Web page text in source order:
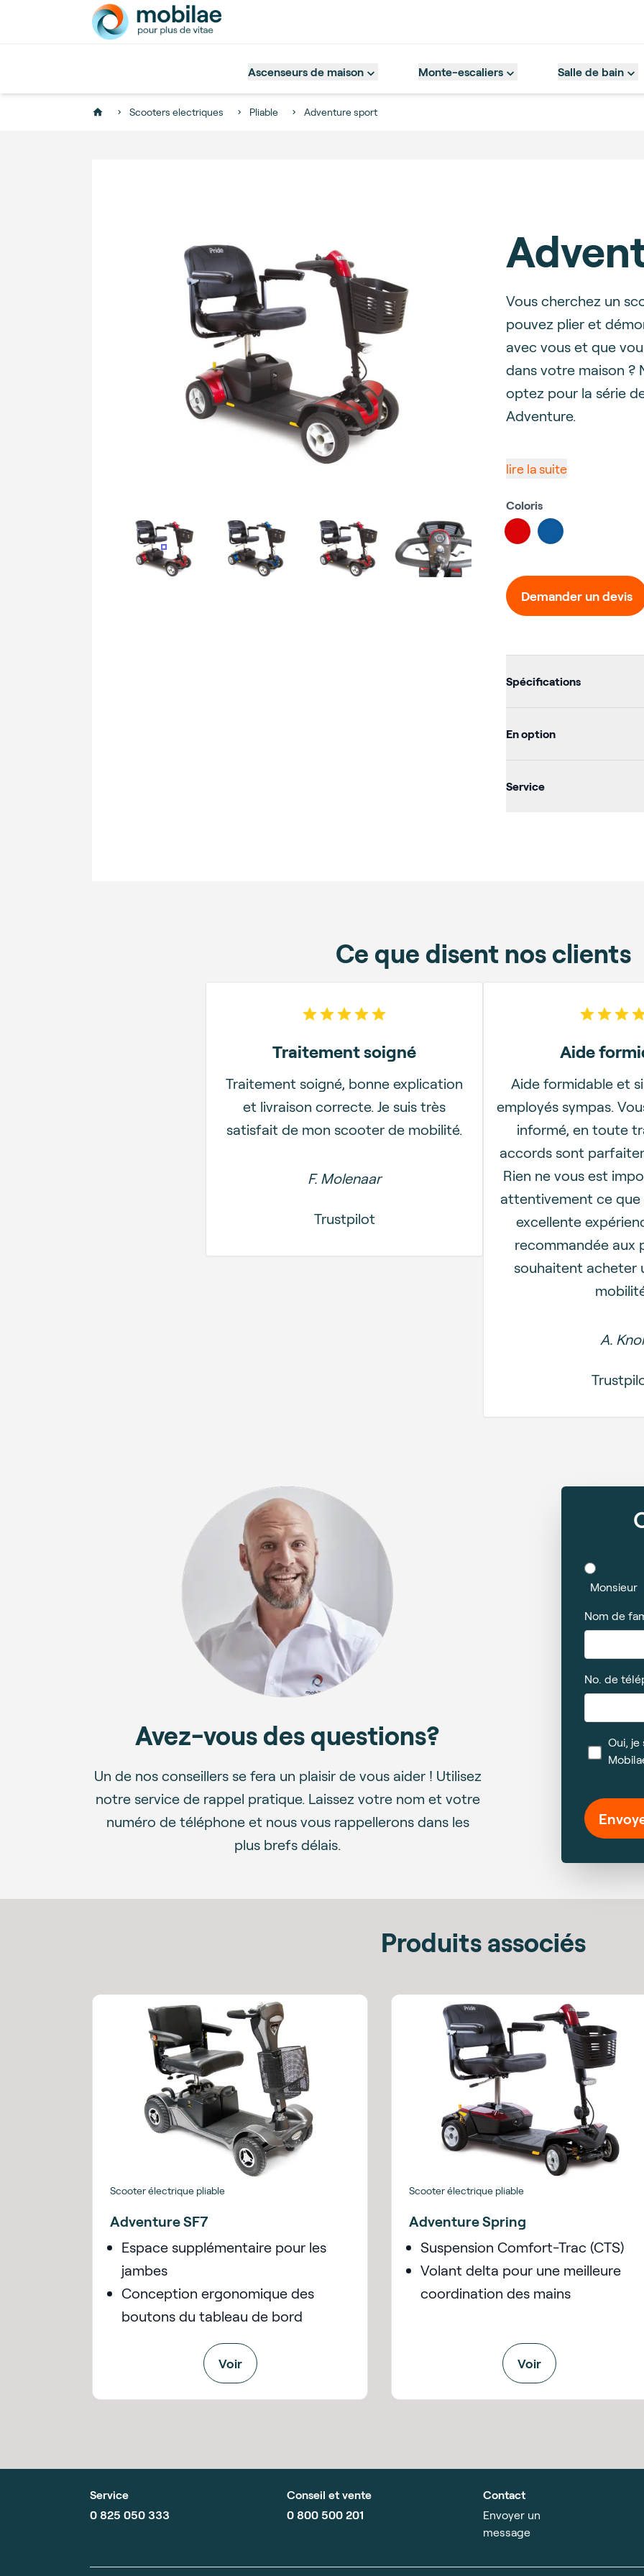
Ascenseurs de maison Monte-escaliers Salle de bain
Home Scooters electriques Pliable Adventure sport
Description
Vous cherchez un
pouvez plier et
avec vous et que
dans votre maison ?
optez pour la série
Adventure.
lire la suite
Coloris
Choose a color
#db0507#0e5a9e
Demander un devis
Spécifications
En option
Service
Ce que disent nos clients
5 out of 5 stars
Traitement soigné
Traitement soigné, bonne explication
et livraison correcte. Je suis très
satisfait de mon scooter de mobilité.
F. Molenaar
Trustpilot
5
Aide
Aide formidable et
employés sympas.
informé, en toute
accords sont
Rien ne vous est
attentivement ce que
excellente
recommandée aux
souhaitent acheter
A. Knol
Avez-vous des questions?
Un de nos conseillers se fera un plaisir de vous aider ! Utilisez
notre service de rappel pratique. Laissez votre nom et votre
numéro de téléphone et nous vous rappellerons dans les
plus brefs délais.
Monsieur
Nom de
No. de
Oui,
Produits associés
Scooter électrique pliable
Adventure SF7
Espace supplémentaire pour les
jambes
Conception ergonomique des
boutons du tableau de bord
Voir
Scooter électrique pliable
Adventure Spring
Suspension Comfort-Trac (CTS)
Volant delta pour une meilleure
coordination des mains
Voir
Service
0 825 050 333
Conseil et vente
0 800 500 201
Contact
Envoyer un
message